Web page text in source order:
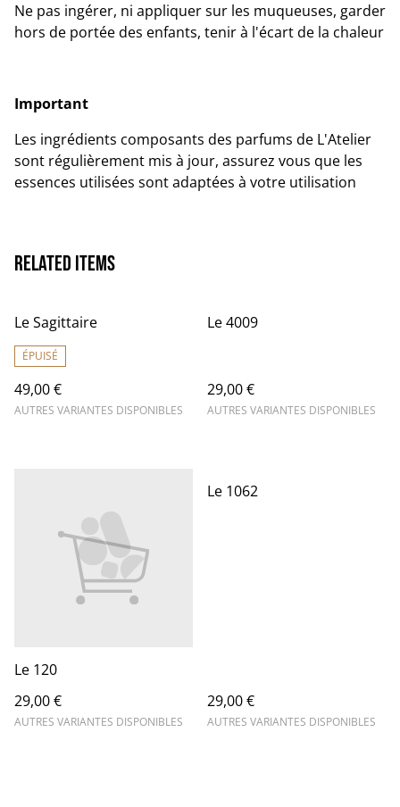
Ne pas ingérer, ni appliquer sur les muqueuses, garder
hors de portée des enfants, tenir à l'écart de la chaleur
Important
Les ingrédients composants des parfums de L'Atelier
sont régulièrement mis à jour, assurez vous que les
essences utilisées sont adaptées à votre utilisation
Related items
Le Sagittaire
ÉPUISÉ
49,00 €
AUTRES VARIANTES DISPONIBLES
Le 4009
29,00 €
AUTRES VARIANTES DISPONIBLES
Le 120
29,00 €
AUTRES VARIANTES DISPONIBLES
Le 1062
29,00 €
AUTRES VARIANTES DISPONIBLES